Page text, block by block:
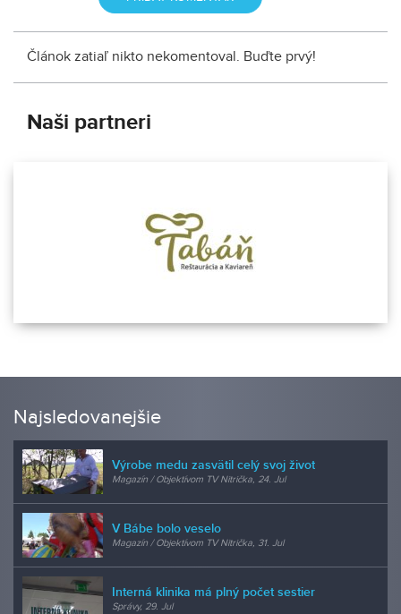
Článok zatiaľ nikto nekomentoval. Buďte prvý!
Naši partneri
Najsledovanejšie
Výrobe medu zasvätil celý svoj život
Magazín / Objektívom TV Nitrička, 24. Jul
V Bábe bolo veselo
Magazín / Objektívom TV Nitrička, 31. Jul
Interná klinika má plný počet sestier
Správy, 29. Jul